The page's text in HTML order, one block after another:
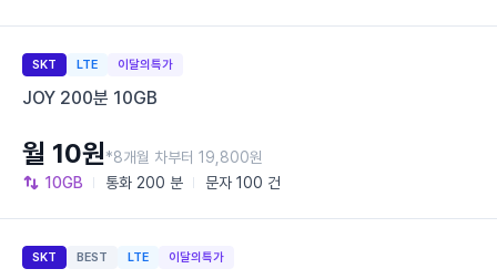
SKT LTE 이달의특가
JOY 200분 10GB
10GB 통화 200 분 문자 100 건
월 10원*8개월 차부터 19,800원
SKT BEST LTE 이달의특가